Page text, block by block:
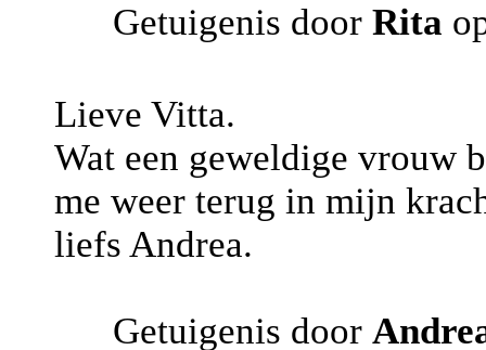
Getuigenis door Rita
Lieve Vitta.
Wat een geweldige vrouw
me weer terug in mijn
liefs Andrea.
Getuigenis door